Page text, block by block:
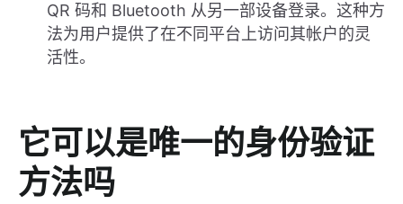
QR 码和 Bluetooth 从另一部设备登录。这种方
法为用户提供了在不同平台上访问其帐户的灵
活性。
它可以是唯一的身份验证
方法吗